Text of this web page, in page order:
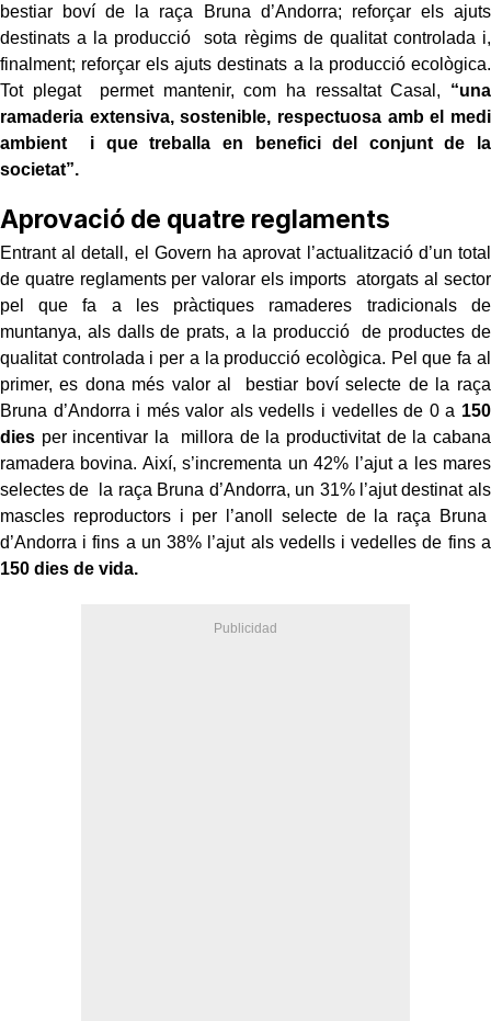
bestiar boví de la raça Bruna d’Andorra; reforçar els ajuts
destinats a la producció sota règims de qualitat controlada i,
finalment; reforçar els ajuts destinats a la producció ecològica.
Tot plegat permet mantenir, com ha ressaltat Casal, “una
ramaderia extensiva, sostenible, respectuosa amb el medi
ambient i que treballa en benefici del conjunt de la
societat”.
Aprovació de quatre reglaments
Entrant al detall, el Govern ha aprovat l’actualització d’un total
de quatre reglaments per valorar els imports atorgats al sector
pel que fa a les pràctiques ramaderes tradicionals de
muntanya, als dalls de prats, a la producció de productes de
qualitat controlada i per a la producció ecològica. Pel que fa al
primer, es dona més valor al bestiar boví selecte de la raça
Bruna d’Andorra i més valor als vedells i vedelles de 0 a 150
dies per incentivar la millora de la productivitat de la cabana
ramadera bovina. Així, s’incrementa un 42% l’ajut a les mares
selectes de la raça Bruna d’Andorra, un 31% l’ajut destinat als
mascles reproductors i per l’anoll selecte de la raça Bruna
d’Andorra i fins a un 38% l’ajut als vedells i vedelles de fins a
150 dies de vida.